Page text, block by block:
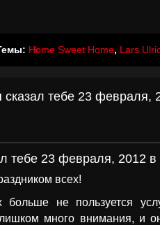
Home Sweet Home, Lars
сказал тебе 23 февраля,
тебе 23 февраля, 2012 в
всех!
больше не пользуется
много внимания, и